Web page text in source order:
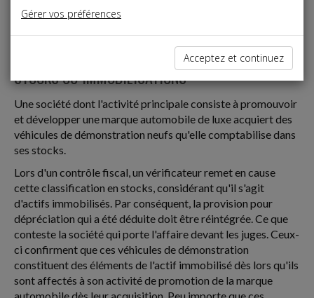
j
Fiscal TPE
STOCKS OU IMMOBILISATIONS
Une société dont l'activité principale consiste à promouvoir
et développer une marque automobile de luxe acquiert des
véhicules de démonstration neufs qu'elle comptabilise dans
ses stocks.
Lors d'un contrôle fiscal, un vérificateur remet en cause
cette classification en stocks, considérant qu'il s'agit
d'actifs immobilisés. Par conséquent, la provision pour
dépréciation qui a été déduite doit être réintégrée. Ce que
conteste la société qui porte l'affaire devant les juges. Ceux-
ci confirment que ces véhicules de démonstration
constituent des éléments de l'actif immobilisé dès lors qu'ils
sont affectés à son activité de promotion de la marque
Gérer vos préférences
Acceptez et continuez